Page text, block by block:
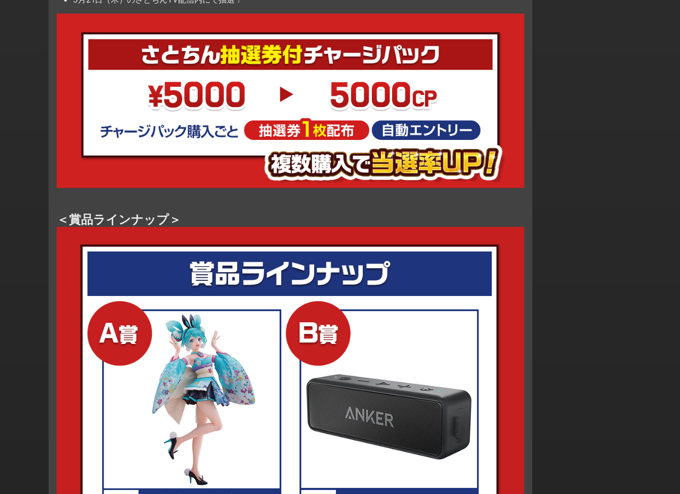
＜賞品ラインナップ＞